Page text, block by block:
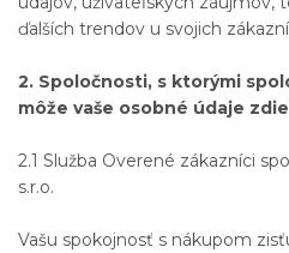
ďalších trendov u svojich
2. Spoločnosti, s ktorými
môže vaše osobné údaje
2.1 Služba Overené zákazníci
s.r.o.
Vašu spokojnosť s nákupom